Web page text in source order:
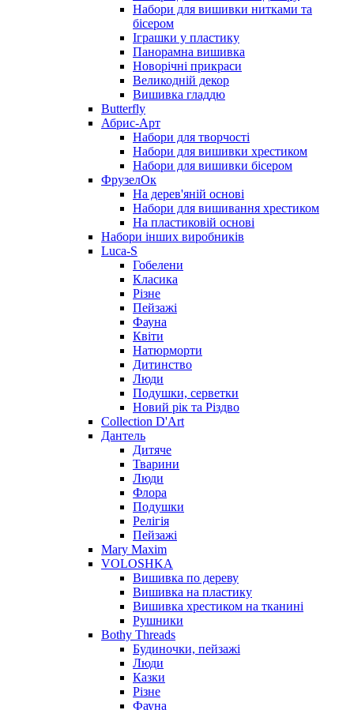
Набори для вишивки нитками та
бісером
Іграшки у пластику
Панорамна вишивка
Новорічні прикраси
Великодній декор
Вишивка гладдю
Butterfly
Абрис-Арт
Набори для творчості
Набори для вишивки хрестиком
Набори для вишивки бісером
ФрузелОк
На дерев'яній основі
Набори для вишивання хрестиком
На пластиковій основі
Набори інших виробників
Luca-S
Гобелени
Класика
Різне
Пейзажі
Фауна
Квіти
Натюрморти
Дитинство
Люди
Подушки, серветки
Новий рік та Різдво
Collection D'Art
Дантель
Дитяче
Тварини
Люди
Флора
Подушки
Релігія
Пейзажі
Mary Maxim
VOLOSHKA
Вишивка по дереву
Вишивка на пластику
Вишивка хрестиком на тканині
Рушники
Bothy Threads
Будиночки, пейзажі
Люди
Казки
Різне
Фауна